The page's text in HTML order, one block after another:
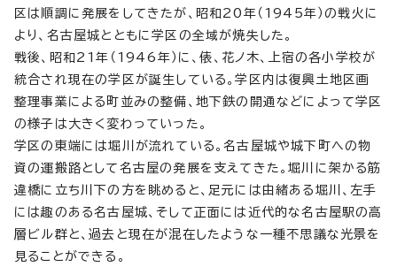
区は順調に発展をしてきたが、昭和20年（1945年）の戦火に
より、名古屋城とともに学区の全域が焼失した。
戦後、昭和21年（1946年）に、俵、花ノ木、上宿の各小学校が
統合され現在の学区が誕生している。学区内は復興土地区画
整理事業による町並みの整備、地下鉄の開通などによって学区
の様子は大きく変わっていった。
学区の東端には堀川が流れている。名古屋城や城下町への物
資の運搬路として名古屋の発展を支えてきた。堀川に架かる筋
違橋に立ち川下の方を眺めると、足元には由緒ある堀川、左手
には趣のある名古屋城、そして正面には近代的な名古屋駅の高
層ビル群と、過去と現在が混在したような一種不思議な光景を
見ることができる。